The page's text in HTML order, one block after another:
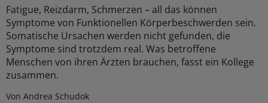
Fatigue, Reizdarm, Schmerzen – all das können
Symptome von Funktionellen Körperbeschwerden sein.
Somatische Ursachen werden nicht gefunden, die
Symptome sind trotzdem real. Was betroffene
Menschen von ihren Ärzten brauchen, fasst ein Kollege
zusammen.
Von Andrea Schudok